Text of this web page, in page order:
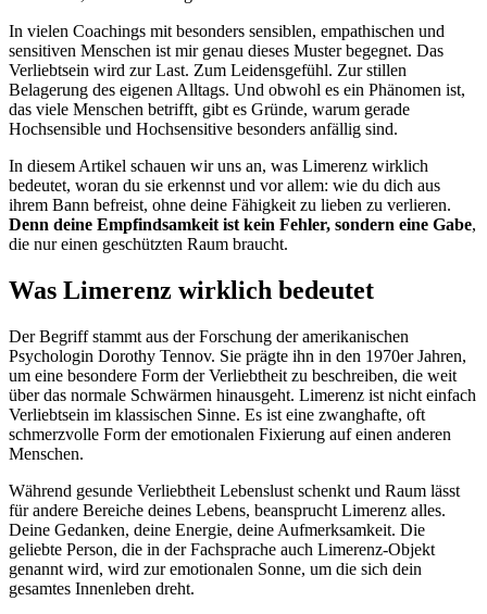
In vielen Coachings mit besonders sensiblen, empathischen und
sensitiven Menschen ist mir genau dieses Muster begegnet. Das
Verliebtsein wird zur Last. Zum Leidensgefühl. Zur stillen
Belagerung des eigenen Alltags. Und obwohl es ein Phänomen ist,
das viele Menschen betrifft, gibt es Gründe, warum gerade
Hochsensible und Hochsensitive besonders anfällig sind.
In diesem Artikel schauen wir uns an, was Limerenz wirklich
bedeutet, woran du sie erkennst und vor allem: wie du dich aus
ihrem Bann befreist, ohne deine Fähigkeit zu lieben zu verlieren.
Denn deine Empfindsamkeit ist kein Fehler, sondern eine Gabe,
die nur einen geschützten Raum braucht.
Was Limerenz wirklich bedeutet
Der Begriff stammt aus der Forschung der amerikanischen
Psychologin Dorothy Tennov. Sie prägte ihn in den 1970er Jahren,
um eine besondere Form der Verliebtheit zu beschreiben, die weit
über das normale Schwärmen hinausgeht. Limerenz ist nicht einfach
Verliebtsein im klassischen Sinne. Es ist eine zwanghafte, oft
schmerzvolle Form der emotionalen Fixierung auf einen anderen
Menschen.
Während gesunde Verliebtheit Lebenslust schenkt und Raum lässt
für andere Bereiche deines Lebens, beansprucht Limerenz alles.
Deine Gedanken, deine Energie, deine Aufmerksamkeit. Die
geliebte Person, die in der Fachsprache auch Limerenz-Objekt
genannt wird, wird zur emotionalen Sonne, um die sich dein
gesamtes Innenleben dreht.